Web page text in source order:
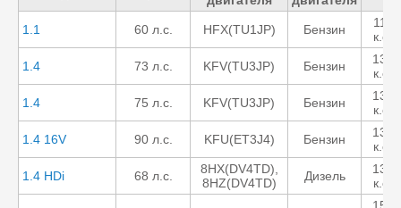
1.1 60 л.с. HFX(TU1JP) Бензин
1124
к.см.
1.4 73 л.с. KFV(TU3JP) Бензин
1360
к.см.
1.4 75 л.с. KFV(TU3JP) Бензин
1360
к.см.
1.4 16V 90 л.с. KFU(ET3J4) Бензин
1360
к.см.
1.4 HDi 68 л.с.
8HX(DV4TD),
8HZ(DV4TD)
Дизель
1398
к.см.